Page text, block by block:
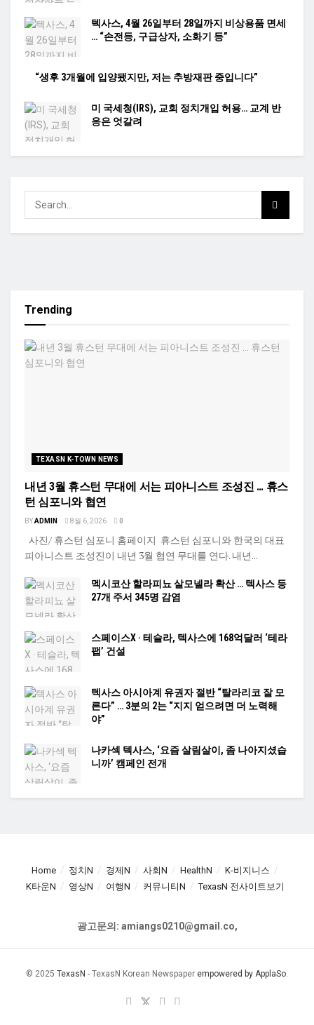
텍사스, 4월 26일부터 28일까지 비상용품 면세
… “손전등, 구급상자, 소화기 등”
“생후 3개월에 입양됐지만, 저는 추방재판 중입니다”
미 국세청(IRS), 교회 정치개입 허용… 교계 반
응은 엇갈려
Trending
TEXASN K-TOWN NEWS
내년 3월 휴스턴 무대에 서는 피아니스트 조성진 … 휴스
턴 심포니와 협연
BYADMIN 8월 6, 2026 0
사진/ 휴스턴 심포니 홈페이지 휴스턴 심포니와 한국의 대표
피아니스트 조성진이 내년 3월 협연 무대를 연다. 내년...
멕시코산 할라피뇨 살모넬라 확산 … 텍사스 등
27개 주서 345명 감염
스페이스X · 테슬라, 텍사스에 168억달러 ‘테라
팹’ 건설
텍사스 아시아계 유권자 절반 “탈라리코 잘 모
른다” … 3분의 2는 “지지 얻으려면 더 노력해
야”
나카섹 텍사스, ‘요즘 살림살이, 좀 나아지셨습
니까’ 캠페인 전개
Home 정치N 경제N 사회N HealthN
K-비지니스
K타운N
영상N 여행N 커뮤니티N TexasN 전사이트보기
광고문의: amiangs0210@gmail.co,
© 2025 TexasN - TexasN Korean Newspaper empowered by ApplaSo.